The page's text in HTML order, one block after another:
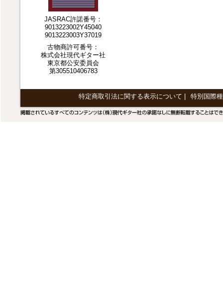
JASRAC許諾番号：
9013223002Y45040
9013223003Y37019
古物商許可番号：
株式会社現代ギター社
東京都公安委員会
第305510406783
特定商取引法に関する表示について 特別国際